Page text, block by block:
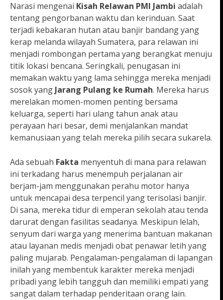
Narasi mengenai Kisah Relawan PMI Jambi adalah
tentang pengorbanan waktu dan kerinduan. Saat
terjadi kebakaran hutan atau banjir bandang yang
kerap melanda wilayah Sumatera, para relawan ini
menjadi rombongan pertama yang berangkat menuju
titik lokasi bencana. Seringkali, penugasan ini
memakan waktu yang lama sehingga mereka menjadi
sosok yang Jarang Pulang ke Rumah. Mereka harus
merelakan momen-momen penting bersama
keluarga, seperti hari ulang tahun anak atau
perayaan hari besar, demi menjalankan mandat
kemanusiaan yang telah mereka pilih secara sukarela.
Ada sebuah Fakta menyentuh di mana para relawan
ini terkadang harus menempuh perjalanan air
berjam-jam menggunakan perahu motor hanya
untuk mencapai desa terpencil yang terisolasi banjir.
Di sana, mereka tidur di emperan sekolah atau tenda
darurat dengan fasilitas seadanya. Meskipun lelah,
senyum dari warga yang menerima bantuan makanan
atau layanan medis menjadi obat penawar letih yang
paling mujarab. Pengalaman-pengalaman di lapangan
inilah yang membentuk karakter mereka menjadi
pribadi yang lebih tangguh dan memiliki empati yang
sangat dalam terhadap penderitaan orang lain.